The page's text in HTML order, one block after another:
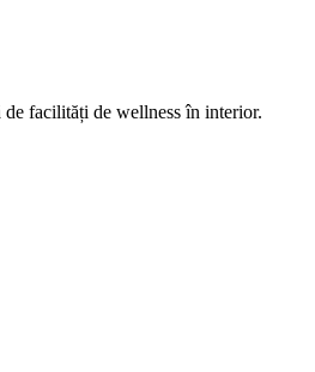
facilități de wellness în interior.